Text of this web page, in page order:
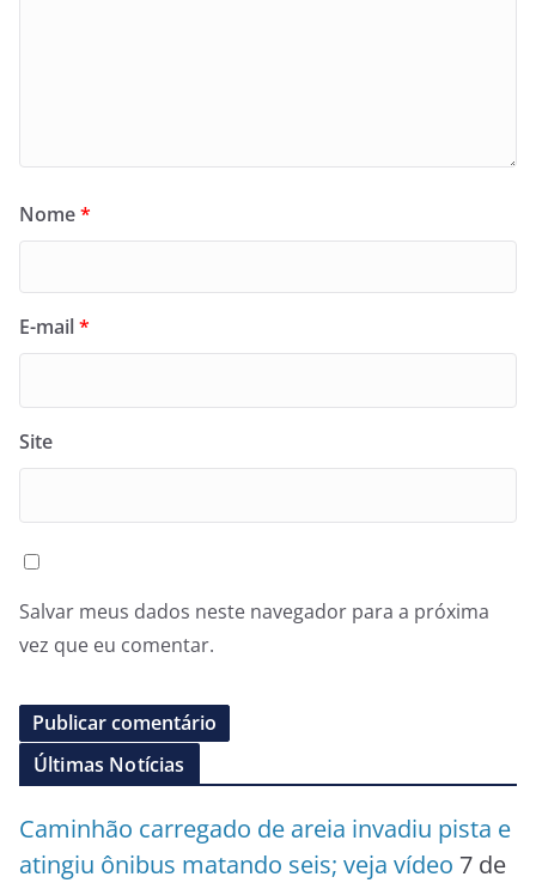
Nome*
E-mail*
Site
Salvar meus dados neste navegador para a próxima
vez que eu comentar.
Últimas Notícias
Caminhão carregado de areia invadiu pista e
atingiu ônibus matando seis; veja vídeo 7 de